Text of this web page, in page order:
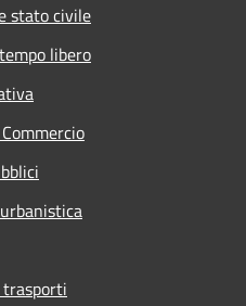
stato civile
libero